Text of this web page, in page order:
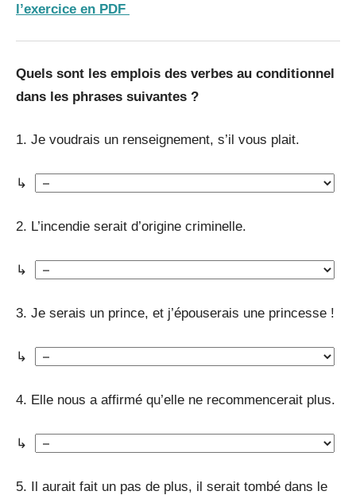
l’exercice en PDF
Quels sont les emplois des verbes au conditionnel
dans les phrases suivantes ?
1. Je voudrais un renseignement, s’il vous plait.
↳
2. L’incendie serait d’origine criminelle.
↳
3. Je serais un prince, et j’épouserais une princesse !
↳
4. Elle nous a affirmé qu’elle ne recommencerait plus.
↳
5. Il aurait fait un pas de plus, il serait tombé dans le